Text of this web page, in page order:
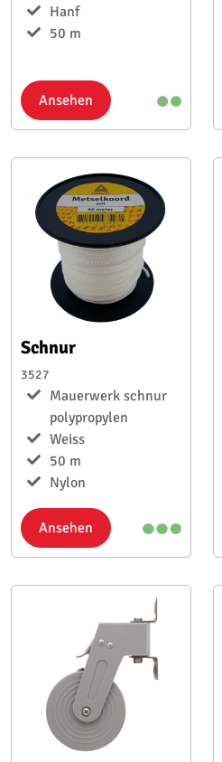
Hanf
50 m
Ansehen
Schnur
3527
Mauerwerk schnur
polypropylen
Weiss
50 m
Nylon
Ansehen